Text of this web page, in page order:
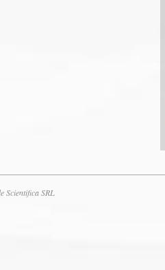
Scientifica SRL